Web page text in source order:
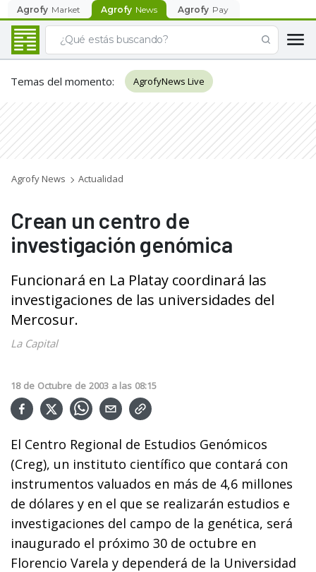
Agrofy Market Agrofy News Agrofy Pay
Temas del momento: AgrofyNews Live
Agrofy News Actualidad
Crean un centro de
investigación genómica
Funcionará en La Platay coordinará las
investigaciones de las universidades del
Mercosur.
La Capital
18 de Octubre de 2003 a las 08:15
El Centro Regional de Estudios Genómicos
(Creg), un instituto científico que contará con
instrumentos valuados en más de 4,6 millones
de dólares y en el que se realizarán estudios e
investigaciones del campo de la genética, será
inaugurado el próximo 30 de octubre en
Florencio Varela y dependerá de la Universidad